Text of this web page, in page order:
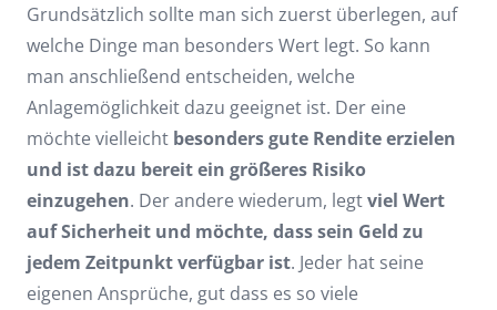
Grundsätzlich sollte man sich zuerst überlegen, auf
welche Dinge man besonders Wert legt. So kann
man anschließend entscheiden, welche
Anlagemöglichkeit dazu geeignet ist. Der eine
möchte vielleicht besonders gute Rendite erzielen
und ist dazu bereit ein größeres Risiko
einzugehen. Der andere wiederum, legtviel Wert
auf Sicherheit und möchte, dass sein Geld zu
jedem Zeitpunkt verfügbar ist. Jeder hat seine
eigenen Ansprüche, gut dass es so viele